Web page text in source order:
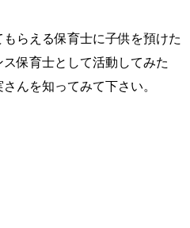
らえる保育士に子供を預けた
保育士として活動してみた
んを知ってみて下さい。